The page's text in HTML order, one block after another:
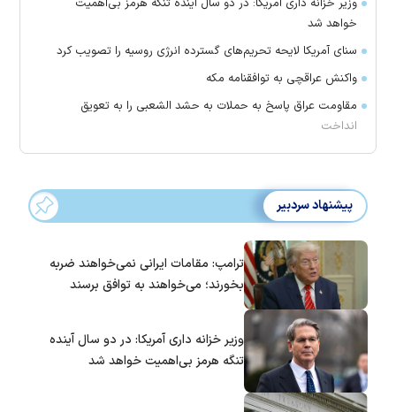
خواهد شد
سنای آمریکا لایحه تحریم‌های گسترده انرژی روسیه را تصویب کرد
واکنش عراقچی به توافقنامه مکه
مقاومت عراق پاسخ به حملات به حشد الشعبی را به تعویق
انداخت
پیشنهاد سردبیر
ترامپ: مقامات ایرانی نمی‌خواهند ضربه
بخورند؛ می‌خواهند به توافق برسند
وزیر خزانه داری آمریکا: در دو سال آینده
تنگه هرمز بی‌اهمیت خواهد شد